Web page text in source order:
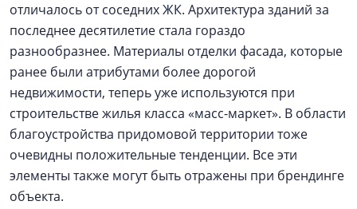
отличалось от соседних ЖК. Архитектура зданий за
последнее десятилетие стала гораздо
разнообразнее. Материалы отделки фасада, которые
ранее были атрибутами более дорогой
недвижимости, теперь уже используются при
строительстве жилья класса «масс-маркет». В области
благоустройства придомовой территории тоже
очевидны положительные тенденции. Все эти
элементы также могут быть отражены при брендинге
объекта.